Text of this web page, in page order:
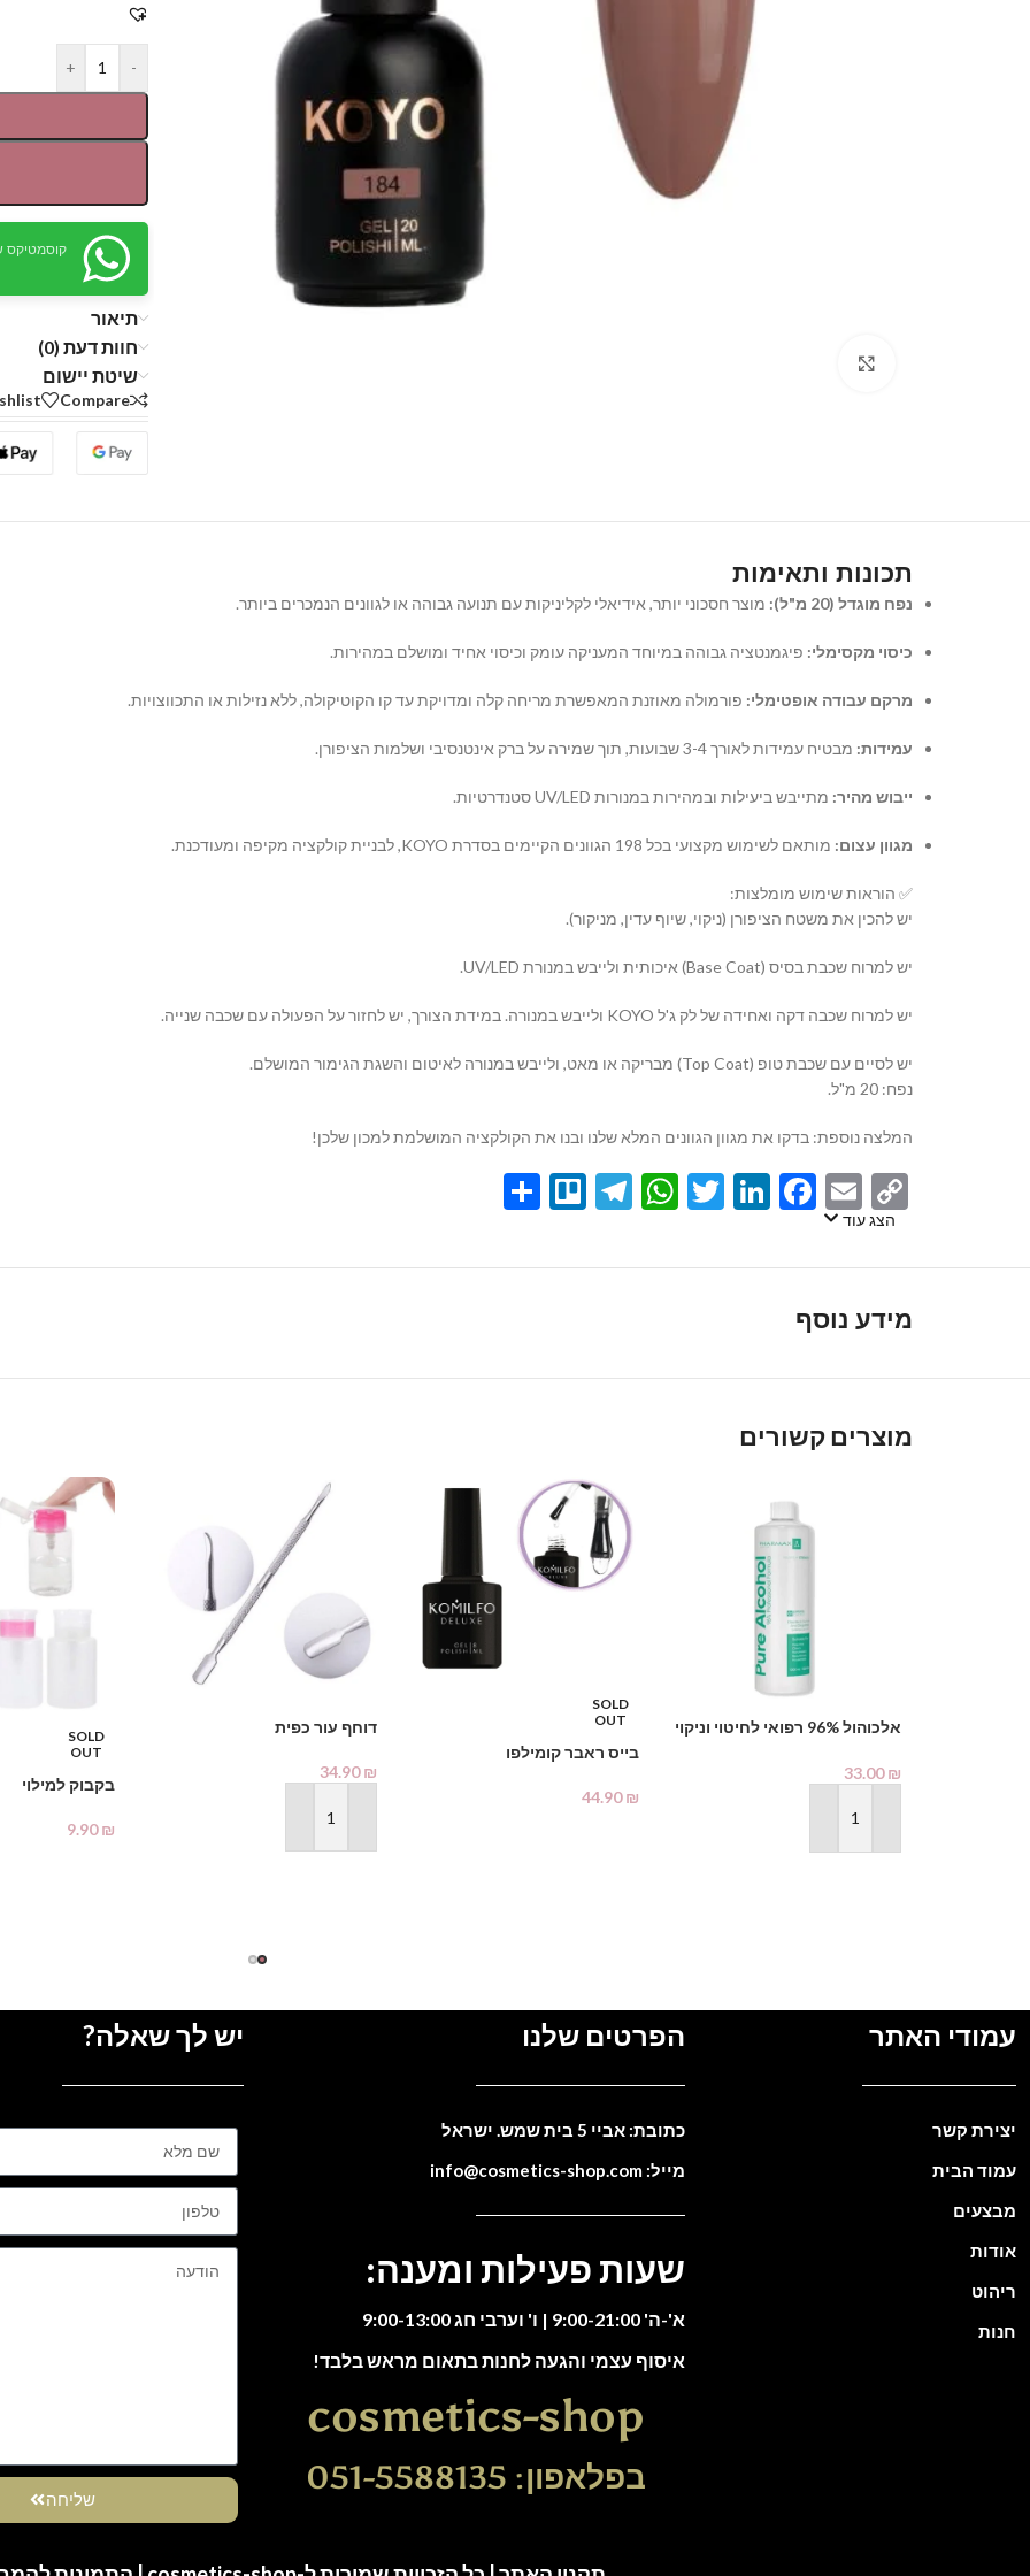
-
+
קוסמטיקס
תיאור
חוות דעת (0)
שיטת יישום
Compare
תכונות ותאימות
נפח מוגדל (20 מ"ל): מוצר חסכוני יותר, אידיאלי לקליניקות עם תנועה גבוהה או לגוונים הנמכרים ביותר.
כיסוי מקסימלי: פיגמנטציה גבוהה במיוחד המעניקה עומק וכיסוי אחיד ומושלם במהירות.
מרקם עבודה אופטימלי: פורמולה מאוזנת המאפשרת מריחה קלה ומדויקת עד קו הקוטיקולה, ללא נזילות או התכווצויות.
עמידות: מבטיח עמידות לאורך 3-4 שבועות, תוך שמירה על ברק אינטנסיבי ושלמות הציפורן.
ייבוש מהיר: מתייבש ביעילות ובמהירות במנורות UV/LED סטנדרטיות.
מגוון עצום: מותאם לשימוש מקצועי בכל 198 הגוונים הקיימים בסדרת KOYO, לבניית קולקציה מקיפה ומעודכנת.
✅ הוראות שימוש מומלצות:
יש להכין את משטח הציפורן (ניקוי, שיוף עדין, מניקור).
יש למרוח שכבת בסיס (Base Coat) איכותית ולייבש במנורת UV/LED.
יש למרוח שכבה דקה ואחידה של לק ג'ל KOYO ולייבש במנורה. במידת הצורך, יש לחזור על הפעולה עם שכבה שנייה.
יש לסיים עם שכבת טופ (Top Coat) מבריקה או מאט, ולייבש במנורה לאיטום והשגת הגימור המושלם.
נפח: 20 מ"ל.
המלצה נוספת: בדקו את מגוון הגוונים המלא שלנו ובנו את הקולקציה המושלמת למכון שלכן!
Copy
Link
Email
Facebook
LinkedIn
Twitter
WhatsApp
Telegram
Trello
Share
הצג עוד
מידע נוסף
מוצרים קשורים
אלכוהול 96% רפואי לחיטוי וניקוי
Alcohol
33.00₪
הוספה לסל
SOLD
OUT
בייס ראבר קומילפו
44.90₪
דוחף עור כפית
34.90₪
הוספה לסל
SOLD
OUT
בקבוק למילוי
9.90₪
עמודי האתר
יצירת קשר
עמוד הבית
מבצעים
אודות
ריהוט
חנות
הפרטים שלנו
כתובת: אביי 5 בית שמש. ישראל
מייל: info@cosmetics-shop.com
שעות פעילות ומענה:
א'-ה' 9:00-21:00 | ו' וערבי חג 9:00-13:00
איסוף עצמי והגעה לחנות בתאום מראש בלבד!
cosmetics-shop
בפלאפון: 051-5588135
יש לך שאלה?
שליחה